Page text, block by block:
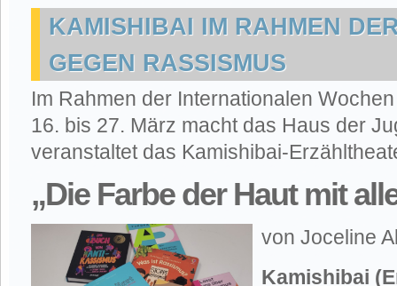
KAMISHIBAI IM RAHMEN
GEGEN RASSISMUS
Im Rahmen der Internationalen
16. bis 27. März macht das Haus der
veranstaltet das Kamishibai-
„Die Farbe der Haut mit
von Joceline
Kamishibai